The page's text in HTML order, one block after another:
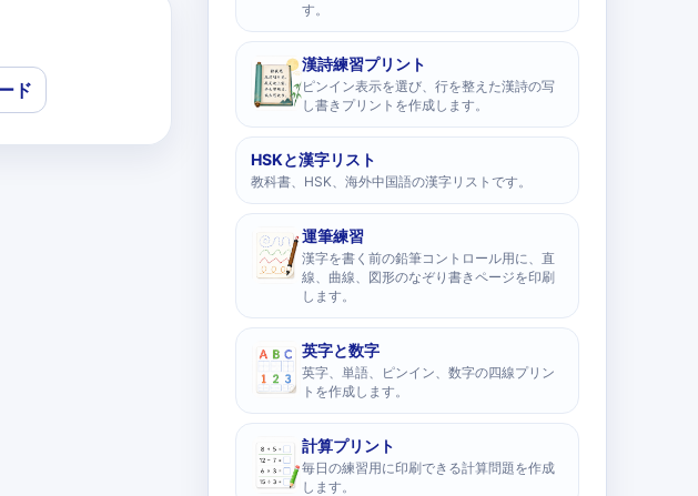
ド
す。
漢詩練習プリント
ピンイン表示を選び、行を整えた漢詩の写
し書きプリントを作成します。
HSKと漢字リスト
教科書、HSK、海外中国語の漢字リストです。
運筆練習
漢字を書く前の鉛筆コントロール用に、直
線、曲線、図形のなぞり書きページを印刷
します。
英字と数字
英字、単語、ピンイン、数字の四線プリン
トを作成します。
計算プリント
毎日の練習用に印刷できる計算問題を作成
します。